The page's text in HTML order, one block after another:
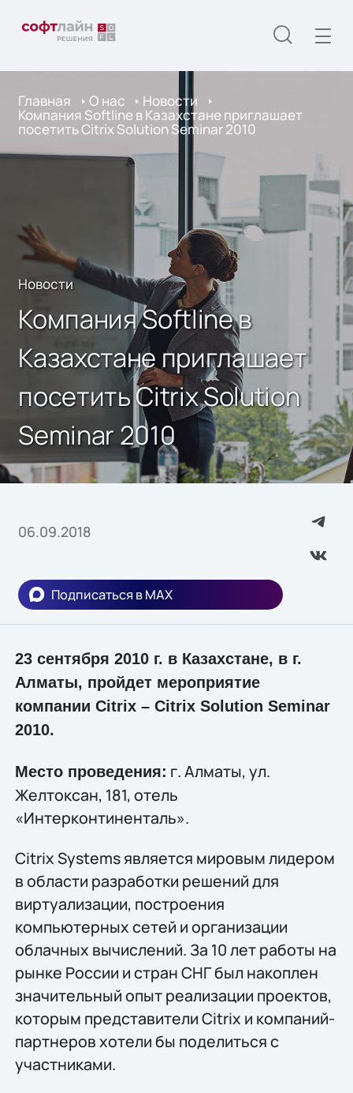
Главная О нас Новости
Компания Softline в Казахстане приглашает
посетить Citrix Solution Seminar 2010
Новости
Компания Softline в
Казахстане приглашает
посетить Citrix Solution
Seminar 2010
06.09.2018
Подписаться в MAX
23 сентября 2010 г. в Казахстане, в г.
Алматы, пройдет мероприятие
компании Citrix – Citrix Solution Seminar
2010.
Место проведения: г. Алматы, ул.
Желтоксан, 181, отель
«Интерконтиненталь».
Citrix Systems является мировым лидером
в области разработки решений для
виртуализации, построения
компьютерных сетей и организации
облачных вычислений. За 10 лет работы на
рынке России и стран СНГ был накоплен
значительный опыт реализации проектов,
которым представители Citrix и компаний-
партнеров хотели бы поделиться с
участниками.